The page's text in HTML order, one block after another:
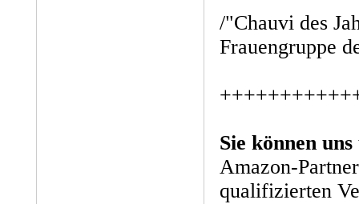
/"Chauvi des
Frauengruppe
Sie können
Amazon-
qualifizierten